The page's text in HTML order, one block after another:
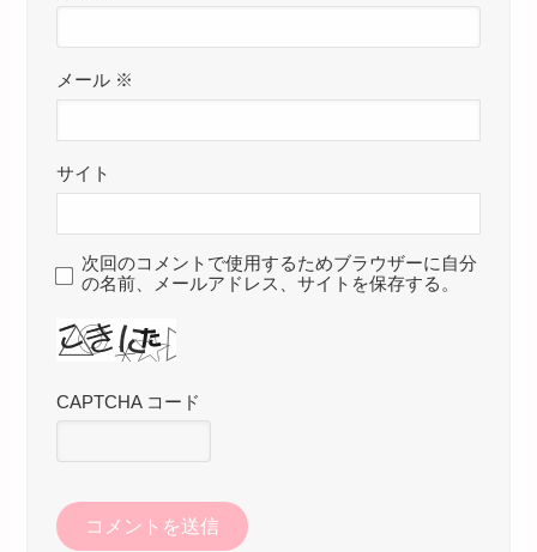
メール ※
サイト
次回のコメントで使用するためブラウザーに自分
の名前、メールアドレス、サイトを保存する。
CAPTCHA コード